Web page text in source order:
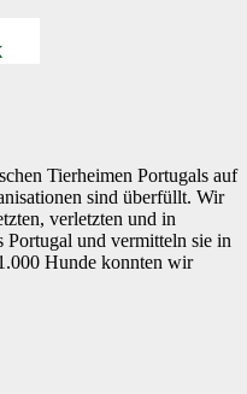
Tierheimen Portugals auf
sind überfüllt. Wir
verletzten und in
Portugal und vermitteln sie in
Hunde konnten wir